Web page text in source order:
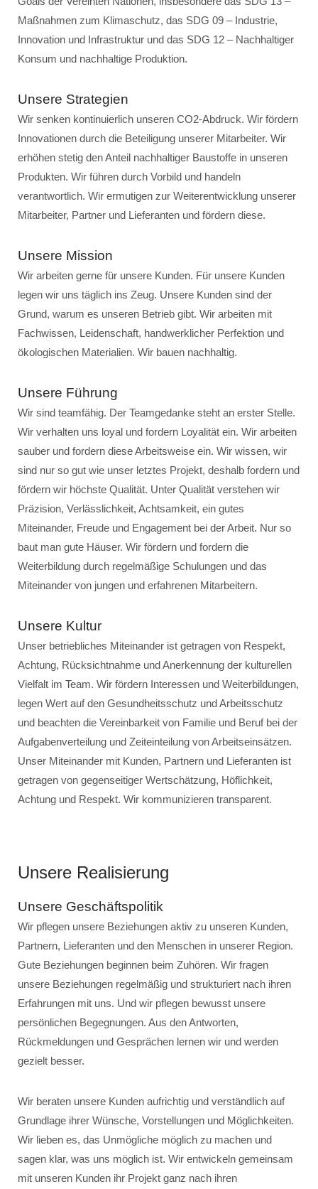
Maßnahmen zum Klimaschutz, das SDG 09 – Industrie,
Innovation und Infrastruktur und das SDG 12 – Nachhaltiger
Konsum und nachhaltige Produktion.
Unsere Strategien
Wir senken kontinuierlich unseren CO2-Abdruck. Wir fördern
Innovationen durch die Beteiligung unserer Mitarbeiter. Wir
erhöhen stetig den Anteil nachhaltiger Baustoffe in unseren
Produkten. Wir führen durch Vorbild und handeln
verantwortlich. Wir ermutigen zur Weiterentwicklung unserer
Mitarbeiter, Partner und Lieferanten und fördern diese.
Unsere Mission
Wir arbeiten gerne für unsere Kunden. Für unsere Kunden
legen wir uns täglich ins Zeug. Unsere Kunden sind der
Grund, warum es unseren Betrieb gibt. Wir arbeiten mit
Fachwissen, Leidenschaft, handwerklicher Perfektion und
ökologischen Materialien. Wir bauen nachhaltig.
Unsere Führung
Wir sind teamfähig. Der Teamgedanke steht an erster Stelle.
Wir verhalten uns loyal und fordern Loyalität ein. Wir arbeiten
sauber und fordern diese Arbeitsweise ein. Wir wissen, wir
sind nur so gut wie unser letztes Projekt, deshalb fordern und
fördern wir höchste Qualität. Unter Qualität verstehen wir
Präzision, Verlässlichkeit, Achtsamkeit, ein gutes
Miteinander, Freude und Engagement bei der Arbeit. Nur so
baut man gute Häuser. Wir fördern und fordern die
Weiterbildung durch regelmäßige Schulungen und das
Miteinander von jungen und erfahrenen Mitarbeitern.
Unsere Kultur
Unser betriebliches Miteinander ist getragen von Respekt,
Achtung, Rücksichtnahme und Anerkennung der kulturellen
Vielfalt im Team. Wir fördern Interessen und Weiterbildungen,
legen Wert auf den Gesundheitsschutz und Arbeitsschutz
und beachten die Vereinbarkeit von Familie und Beruf bei der
Aufgabenverteilung und Zeiteinteilung von Arbeitseinsätzen.
Unser Miteinander mit Kunden, Partnern und Lieferanten ist
getragen von gegenseitiger Wertschätzung, Höflichkeit,
Achtung und Respekt. Wir kommunizieren transparent.
Unsere Realisierung
Unsere Geschäftspolitik
Wir pflegen unsere Beziehungen aktiv zu unseren Kunden,
Partnern, Lieferanten und den Menschen in unserer Region.
Gute Beziehungen beginnen beim Zuhören. Wir fragen
unsere Beziehungen regelmäßig und strukturiert nach ihren
Erfahrungen mit uns. Und wir pflegen bewusst unsere
persönlichen Begegnungen. Aus den Antworten,
Rückmeldungen und Gesprächen lernen wir und werden
gezielt besser.
Wir beraten unsere Kunden aufrichtig und verständlich auf
Grundlage ihrer Wünsche, Vorstellungen und Möglichkeiten.
Wir lieben es, das Unmögliche möglich zu machen und
sagen klar, was uns möglich ist. Wir entwickeln gemeinsam
mit unseren Kunden ihr Projekt ganz nach ihren